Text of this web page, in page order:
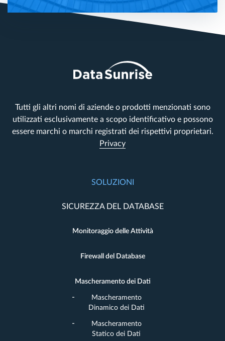
Tutti gli altri nomi di aziende o prodotti menzionati sono
utilizzati esclusivamente a scopo identificativo e possono
essere marchi o marchi registrati dei rispettivi proprietari.
Privacy
SOLUZIONI
SICUREZZA DEL DATABASE
Monitoraggio delle Attività
Firewall del Database
Mascheramento dei Dati
Mascheramento
Dinamico dei Dati
Mascheramento
Statico dei Dati